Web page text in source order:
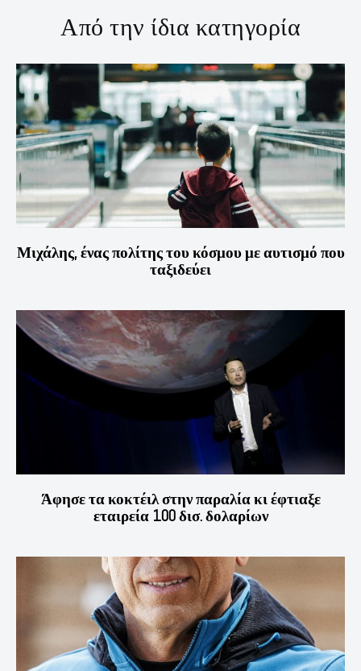
Από την ίδια κατηγορία
Μιχάλης, ένας πολίτης του κόσμου με αυτισμό που
ταξιδεύει
Άφησε τα κοκτέιλ στην παραλία κι έφτιαξε
εταιρεία 100 δισ. δολαρίων